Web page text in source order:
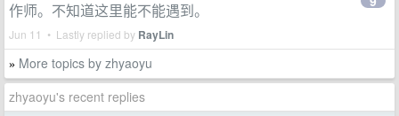
作师。不知道这里能不能遇到。
Jun 11 • Lastly replied by RayLin
» More topics by zhyaoyu
zhyaoyu's recent replies